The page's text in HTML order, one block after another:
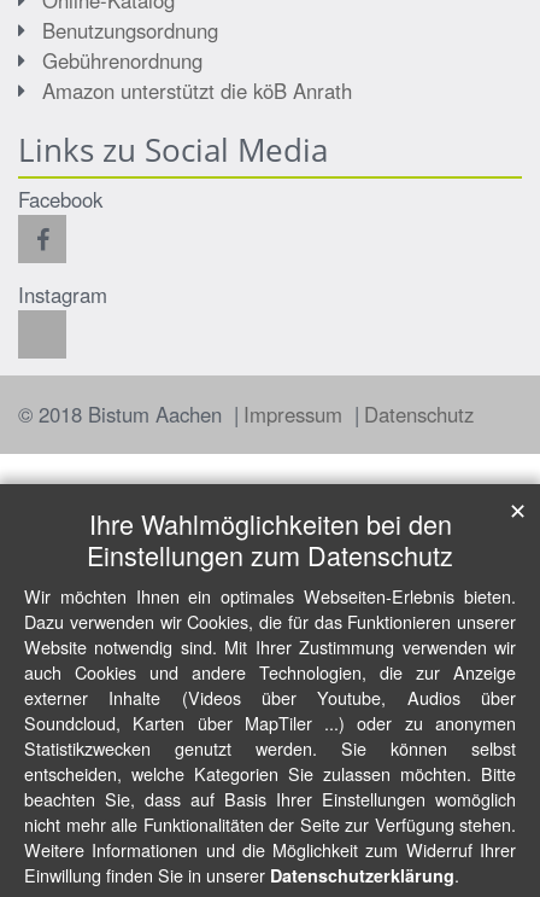
Benutzungsordnung
Gebührenordnung
Amazon unterstützt die köB Anrath
Links zu Social Media
Facebook
Instagram
© 2018 Bistum Aachen Impressum Datenschutz
Ihre Wahlmöglichkeiten bei den
Einstellungen zum Datenschutz
Wir möchten Ihnen ein optimales Webseiten-Erlebnis bieten.
Dazu verwenden wir Cookies, die für das Funktionieren unserer
Website notwendig sind. Mit Ihrer Zustimmung verwenden wir
auch Cookies und andere Technologien, die zur Anzeige
externer Inhalte (Videos über Youtube, Audios über
Soundcloud, Karten über MapTiler ...) oder zu anonymen
Statistikzwecken genutzt werden. Sie können selbst
entscheiden, welche Kategorien Sie zulassen möchten. Bitte
beachten Sie, dass auf Basis Ihrer Einstellungen womöglich
nicht mehr alle Funktionalitäten der Seite zur Verfügung stehen.
Weitere Informationen und die Möglichkeit zum Widerruf Ihrer
Einwillung finden Sie in unserer Datenschutzerklärung.
✕